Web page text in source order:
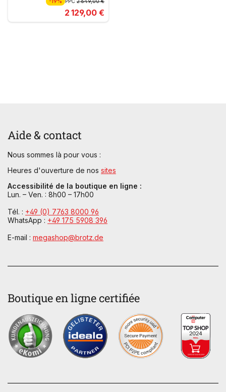
2 129,00 €
Aide & contact
Nous sommes là pour vous :
Heures d'ouverture de nos sites
Accessibilité de la boutique en ligne :
Lun. – Ven. : 8h00 – 17h00
Tél. : +49 (0) 7763 8000 96
WhatsApp : +49 175 5908 396
E-mail : megashop@brotz.de
Boutique en ligne certifiée